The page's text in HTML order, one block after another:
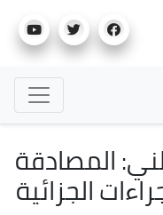
المصادقة
الجزائية